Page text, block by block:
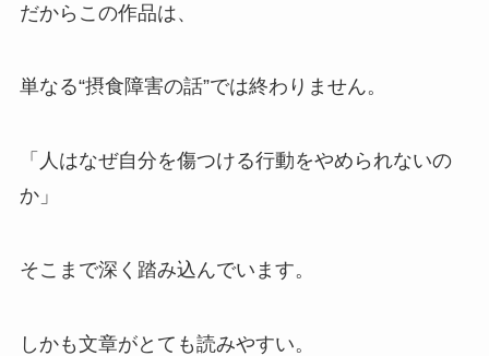
だからこの作品は、
単なる“摂食障害の話”では終わりません。
「人はなぜ自分を傷つける行動をやめられないの
か」
そこまで深く踏み込んでいます。
しかも文章がとても読みやすい。